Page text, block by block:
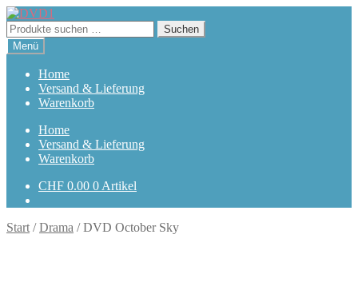
Zur
Navigation
springen
Zum
Inhalt
springen
Suchen
nach:
Suchen
Menü
Home
Versand & Lieferung
Warenkorb
Home
Versand & Lieferung
Warenkorb
CHF 0.00 0 Artikel
Start /Drama /DVD October Sky